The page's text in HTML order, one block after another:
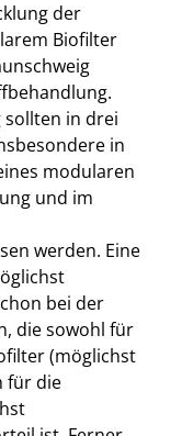
der
Biofilter
sollten in drei
in
modularen
und im
werden. Eine
bei der
die sowohl für
(möglichst
für die